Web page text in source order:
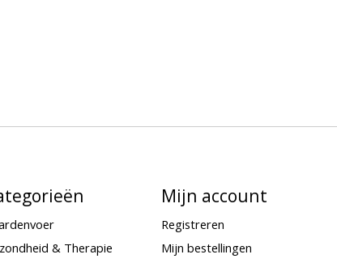
& Therapie
Mijn account
Registreren
Mijn bestellingen